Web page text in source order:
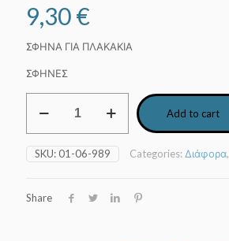
9,30€
ΣΦΗΝΑ ΓΙΑ ΠΛΑΚΑΚΙΑ
ΣΦΗΝΕΣ
πλακιδίων
(σακουλάκι
100
Add to cart
SKU:01-06-989 Categories: Διάφορα,
Share